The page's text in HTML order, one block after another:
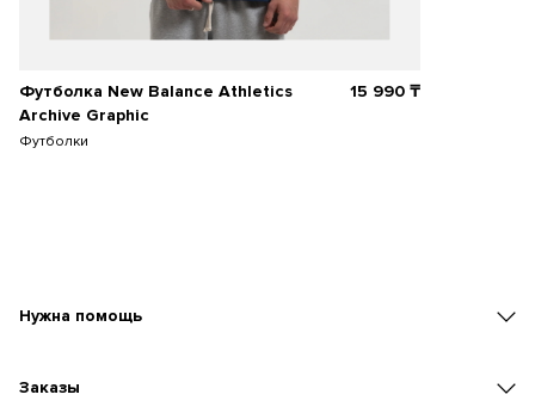
Футболка New Balance Athletics
Archive Graphic
Футболки
15 990₸
Нужна помощь
Заказы